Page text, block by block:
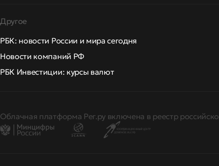
Другое
РБК: новости России и мира сегодня
Новости компаний РФ
РБК Инвестиции: курсы валют
Облачная платформа Рег.ру включена в реестр